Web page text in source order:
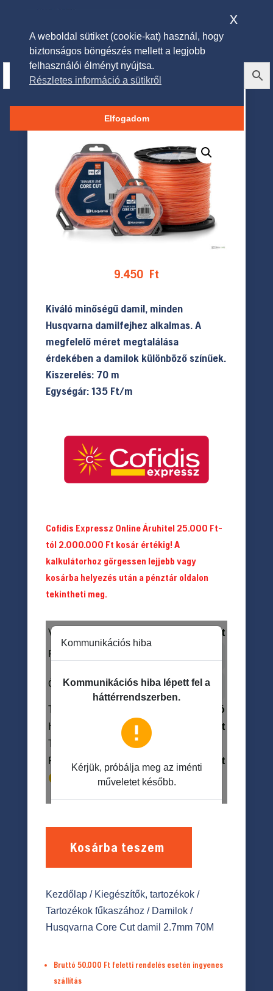
Husqvarna Core Cut damil
2.7mm 70M
9.450 Ft
Kiváló minőségű damil, minden
Husqvarna damilfejhez alkalmas. A
megfelelő méret megtalálása
érdekében a damilok különböző színűek.
Kiszerelés: 70 m
Egységár: 135 Ft/m
Cofidis Expressz Online Áruhitel 25.000 Ft-
tól 2.000.000 Ft kosár értékig! A
kalkulátorhoz görgessen lejjebb vagy
kosárba helyezés után a pénztár oldalon
tekintheti meg.
Kosárba teszem
Kezdőlap/ Kiegészítők, tartozékok/
Tartozékok fűkaszához / Damilok/
Husqvarna Core Cut damil 2.7mm 70M
Bruttó 50.000 Ft feletti rendelés esetén ingyenes
szállítás
A weboldal sütiket (cookie-kat) használ, hogy
biztonságos böngészés mellett a legjobb
felhasználói élményt nyújtsa.
Részletes információ a sütikről
Elfogadom
x